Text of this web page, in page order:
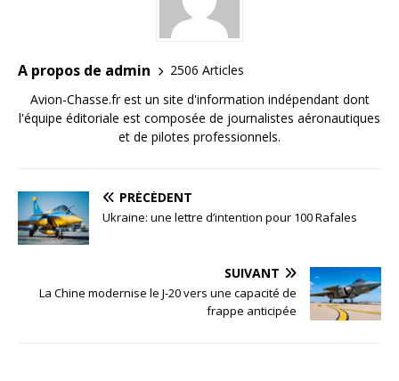
A propos de admin
2506 Articles
Avion-Chasse.fr est un site d'information indépendant dont
l'équipe éditoriale est composée de journalistes aéronautiques
et de pilotes professionnels.
PRÉCÉDENT
Ukraine: une lettre d’intention pour 100 Rafales
SUIVANT
La Chine modernise le J-20 vers une capacité de
frappe anticipée